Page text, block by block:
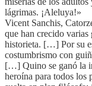
lágrimas. ¡Aleluya!»
Vicent Sanchis,
que han crecido
historieta. […] Por su
costumbrismo con
[…] Quino se ganó la
heroína para todos los